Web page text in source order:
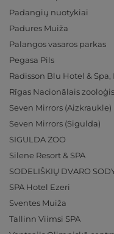
Padangių nuotykiai
Padures Muiža
Palangos vasaros parkas
Pegasa Pils
Radisson Blu Hotel &
Rīgas Nacionālais
Seven Mirrors (Aizkraukle)
Seven Mirrors (Sigulda)
SIGULDA ZOO
Silene Resort & SPA
SODELIŠKIŲ DVARO
SPA Hotel Ezeri
Sventes Muiža
Tallinn Viimsi SPA